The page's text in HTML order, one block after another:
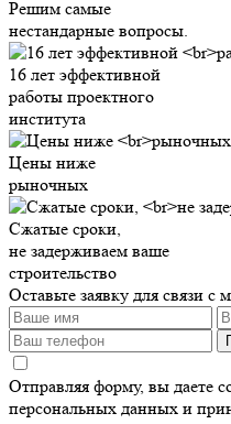
Решим самые
нестандарные вопросы.
16 лет эффективной
работы проектного
института
Цены ниже
рыночных
Сжатые сроки,
не задерживаем ваше
строительство
Оставьте заявку для связи с
Отправляя форму, вы даете
персональных данных и